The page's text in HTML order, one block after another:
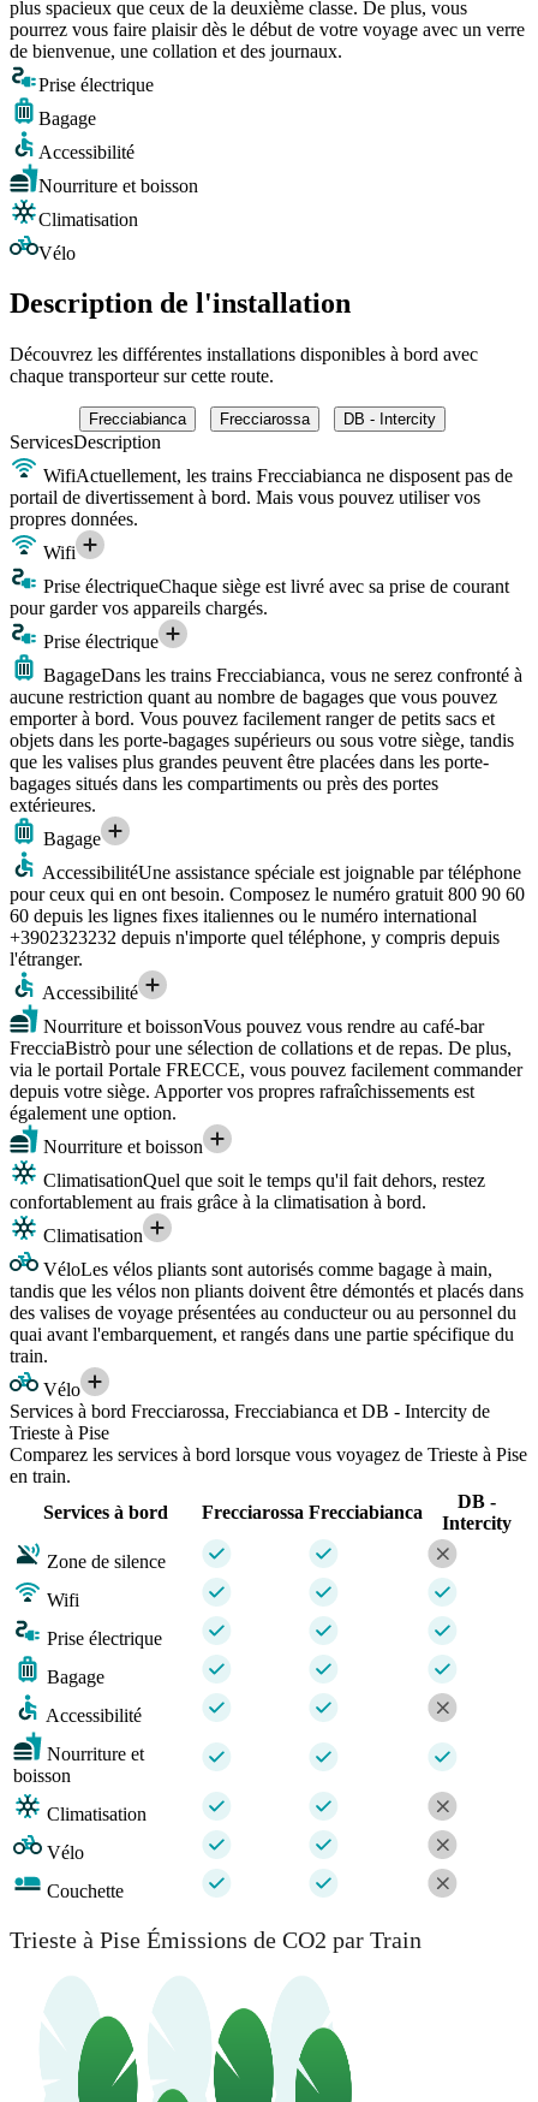
plus spacieux que ceux de la deuxième classe. De plus, vous
pourrez vous faire plaisir dès le début de votre voyage avec un verre
de bienvenue, une collation et des journaux.
Prise électrique
Bagage
Accessibilité
Nourriture et boisson
Climatisation
Vélo
Description de l'installation
Découvrez les différentes installations disponibles à bord avec
chaque transporteur sur cette route.
Frecciabianca Frecciarossa DB - Intercity
ServicesDescription
WifiActuellement, les trains Frecciabianca ne disposent pas de
portail de divertissement à bord. Mais vous pouvez utiliser vos
propres données.
Wifi
Prise électriqueChaque siège est livré avec sa prise de courant
pour garder vos appareils chargés.
Prise électrique
BagageDans les trains Frecciabianca, vous ne serez confronté à
aucune restriction quant au nombre de bagages que vous pouvez
emporter à bord. Vous pouvez facilement ranger de petits sacs et
objets dans les porte-bagages supérieurs ou sous votre siège, tandis
que les valises plus grandes peuvent être placées dans les porte-
bagages situés dans les compartiments ou près des portes
extérieures.
Bagage
AccessibilitéUne assistance spéciale est joignable par téléphone
pour ceux qui en ont besoin. Composez le numéro gratuit 800 90 60
60 depuis les lignes fixes italiennes ou le numéro international
+3902323232 depuis n'importe quel téléphone, y compris depuis
l'étranger.
Accessibilité
Nourriture et boissonVous pouvez vous rendre au café-bar
FrecciaBistrò pour une sélection de collations et de repas. De plus,
via le portail Portale FRECCE, vous pouvez facilement commander
depuis votre siège. Apporter vos propres rafraîchissements est
également une option.
Nourriture et boisson
ClimatisationQuel que soit le temps qu'il fait dehors, restez
confortablement au frais grâce à la climatisation à bord.
Climatisation
VéloLes vélos pliants sont autorisés comme bagage à main,
tandis que les vélos non pliants doivent être démontés et placés dans
des valises de voyage présentées au conducteur ou au personnel du
quai avant l'embarquement, et rangés dans une partie spécifique du
train.
Vélo
Services à bord Frecciarossa, Frecciabianca et DB - Intercity de
Trieste à Pise
Comparez les services à bord lorsque vous voyagez de Trieste à Pise
en train.
Services à bord
Frecciarossa Frecciabianca
DB -
Intercity
Zone de silence
Wifi
Prise électrique
Bagage
Accessibilité
Nourriture et
boisson
Climatisation
Vélo
Couchette
Trieste à Pise Émissions de CO2 par Train